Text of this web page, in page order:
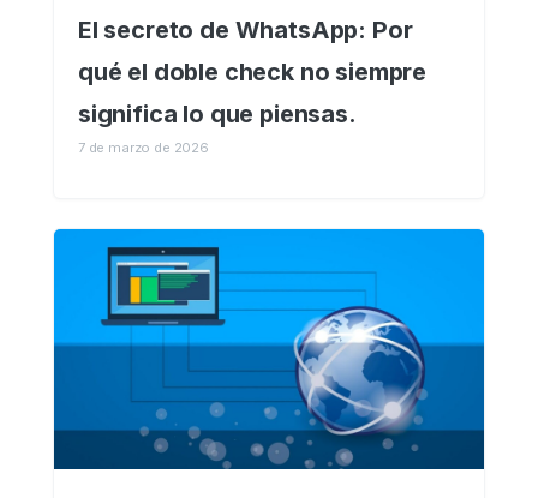
El secreto de WhatsApp: Por
qué el doble check no siempre
significa lo que piensas.
7 de marzo de 2026